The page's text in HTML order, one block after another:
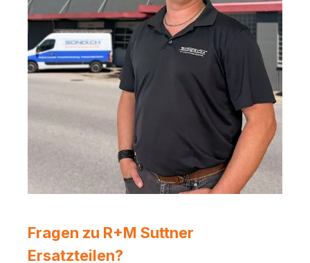
Fragen zu R+M Suttner
Ersatzteilen?